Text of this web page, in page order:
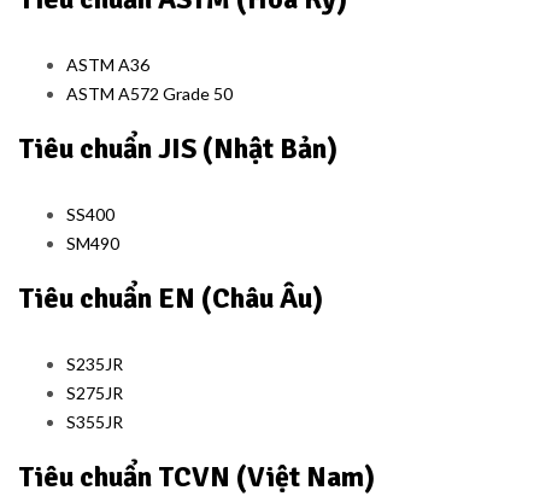
ASTM A36
ASTM A572 Grade 50
Tiêu chuẩn JIS (Nhật Bản)
SS400
SM490
Tiêu chuẩn EN (Châu Âu)
S235JR
S275JR
S355JR
Tiêu chuẩn TCVN (Việt Nam)